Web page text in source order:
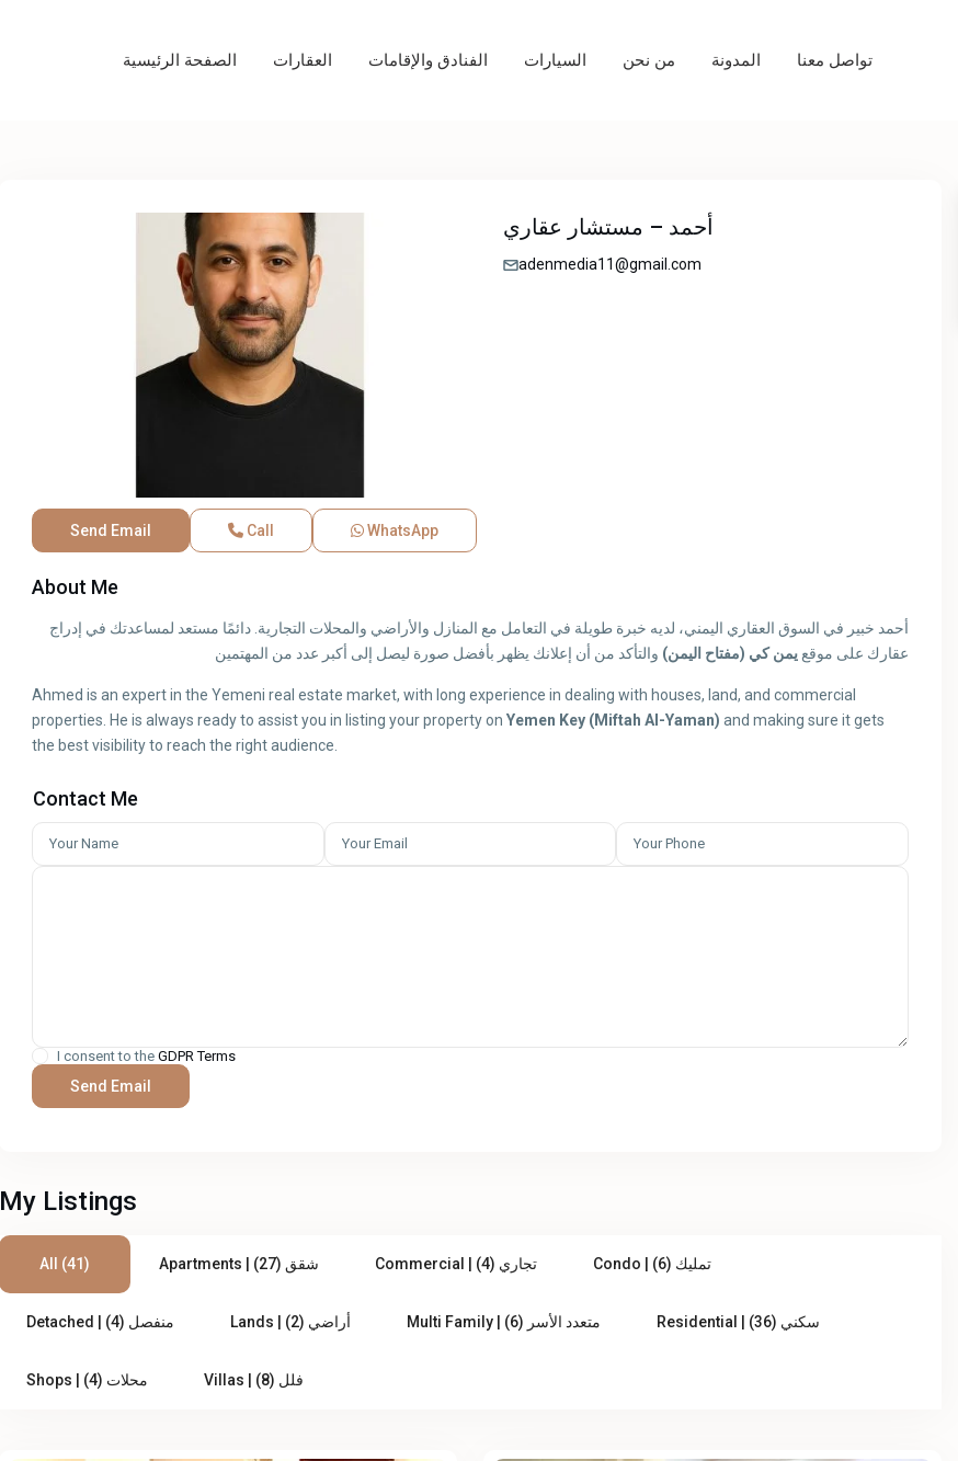
الصفحة الرئيسية العقارات الفنادق والإقامات السيارات من نحن المدونة تواصل معنا
أحمد – مستشار عقاري
adenmedia11@gmail.com
Send Email Call WhatsApp
About Me
عقارك على موقعيمن كي (مفتاح اليمن) والتأكد من أن إعلانك يظهر بأفضل صورة ليصل إلى أكبر عدد من المهتمين
Ahmed is an expert in the Yemeni real estate market, with long experience in dealing with houses, land, and commercial
properties. He is always ready to assist you in listing your property on Yemen Key (Miftah Al-Yaman) and making sure it gets
the best visibility to reach the right audience.
Contact Me
I consent to the GDPR Terms
My Listings
All (41) Apartments | شقق (27) Commercial | تجاري (4) Condo | تمليك (6)
Detached | منفصل (4) Lands | أراضي (2) Multi Family | متعدد الأسر (6) Residential | سكني (36)
Shops | محلات (4) Villas | فلل (8)